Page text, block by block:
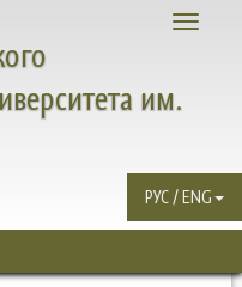
Toggle
им.
РУС / ENG